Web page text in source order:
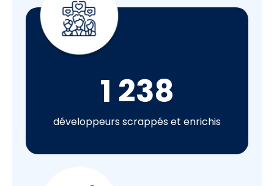
1 238
développeurs scrappés et enrichis